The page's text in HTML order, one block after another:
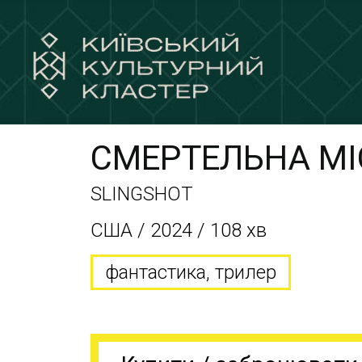
СМЕРТЕЛЬНА
SLINGSHOT
США / 2024 / 108 хв
фантастика, трилер